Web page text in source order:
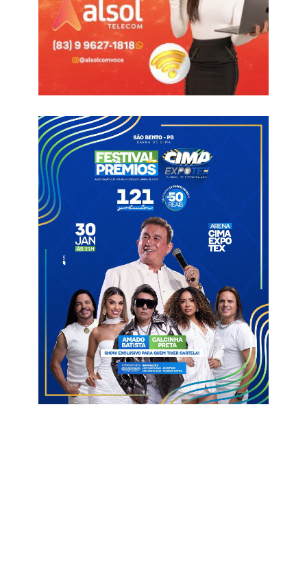
Entre as principais realizações, destacam-se:
• O recapeamento asfáltico da PB-293, interligando São Bento
aos municípios de Paulista e Brejo do Cruz;
aguardada há mais de duas décadas pela população;
• A implantação do Restaurante Popular, garantindo cerca de
1.000 refeições diárias a preços acessíveis;
• A reforma da Ponte João Agripino, sobre o Rio Piranhas, pela
primeira vez na história;
• A execução da travessia urbana, com asfaltamento das
principais ruas da cidade;
• A construção da Estação de Tratamento de Esgoto,
contribuindo para o saneamento básico;
• A reforma da Escola Fausto Meira, fortalecendo a rede de